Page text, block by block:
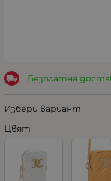
Безплатна
Избери вариант
Цвят